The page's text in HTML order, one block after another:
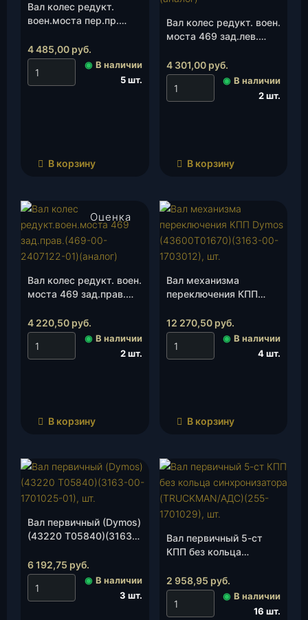
Вал колес редукт.
воен.моста пер.пр.
(Автопром Плюс), шт.
4 485,00 руб.
◉ В наличии
5 шт.
В корзину
Вал колес редукт. воен.
моста 469 зад.лев.
(Автопром Плюс), шт.
4 301,00 руб.
◉ В наличии
2 шт.
В корзину
Вал колес редукт. воен.
моста 469 зад.прав.
(Автопром Плюс), шт.
Оценка
4.00из 5
4 220,50 руб.
◉ В наличии
2 шт.
В корзину
Вал механизма
переключения КПП
(3163-00-1703012), шт.
12 270,50 руб.
◉ В наличии
4 шт.
В корзину
Вал первичный (Dymos)
(43220 Т05840)(3163-
6 192,75 руб.
◉ В наличии
3 шт.
Вал первичный 5-ст
КПП без кольца
(TRUCKMAN/АДС)(255-
1701029), шт.
2 958,95 руб.
◉ В наличии
16 шт.